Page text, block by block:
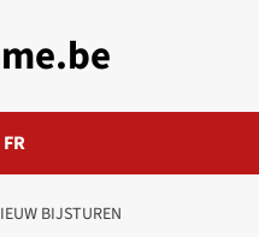
FR
BIJSTUREN